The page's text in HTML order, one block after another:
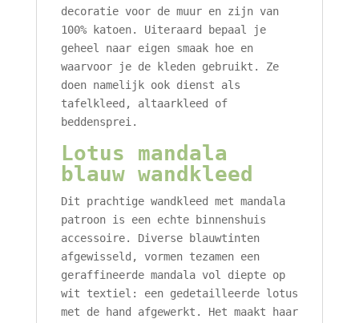
decoratie voor de muur en zijn van
100% katoen. Uiteraard bepaal je
geheel naar eigen smaak hoe en
waarvoor je de kleden gebruikt. Ze
doen namelijk ook dienst als
tafelkleed, altaarkleed of
beddensprei.
Lotus mandala
blauw wandkleed
Dit prachtige wandkleed met mandala
patroon is een echte binnenshuis
accessoire. Diverse blauwtinten
afgewisseld, vormen tezamen een
geraffineerde mandala vol diepte op
wit textiel: een gedetailleerde lotus
met de hand afgewerkt. Het maakt haar